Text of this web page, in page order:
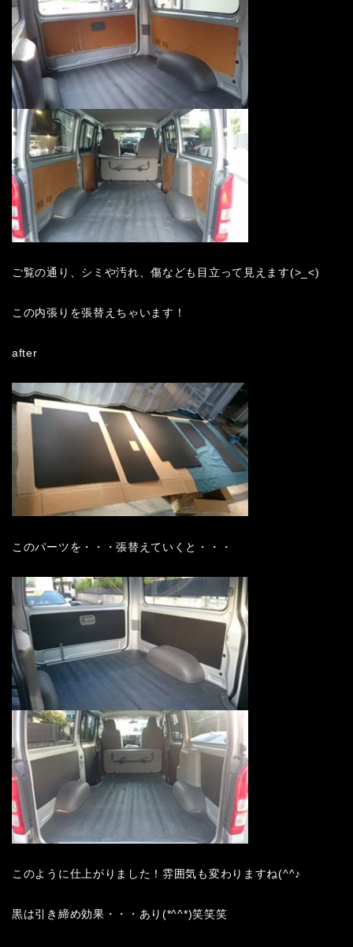
ご覧の通り、シミや汚れ、傷なども目立って見えます(>_<)
この内張りを張替えちゃいます！
after
このパーツを・・・張替えていくと・・・
このように仕上がりました！雰囲気も変わりますね(^^♪
黒は引き締め効果・・・あり(*^^*)笑笑笑